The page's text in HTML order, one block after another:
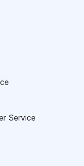
Service